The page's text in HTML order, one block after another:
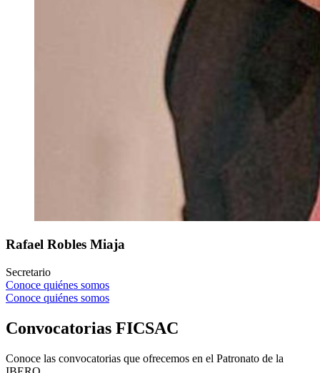
Rafael Robles Miaja
Secretario
Conoce quiénes somos
Conoce quiénes somos
Convocatorias FICSAC
Conoce las convocatorias que ofrecemos en el Patronato de la